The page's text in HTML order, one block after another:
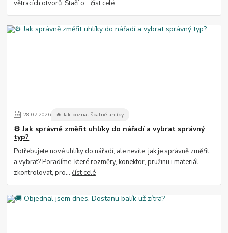
větracích otvorů. Stačí o...číst celé
28.07.2026 🔥 Jak poznat špatné uhlíky
⚙️ Jak správně změřit uhlíky do nářadí a vybrat správný
typ?
Potřebujete nové uhlíky do nářadí, ale nevíte, jak je správně změřit
a vybrat? Poradíme, které rozměry, konektor, pružinu i materiál
zkontrolovat, pro...číst celé